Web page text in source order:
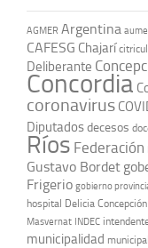
AGMER Argentina
CAFESG Chajarí
Deliberante
Concordia
coronavirus
Diputadosdecesos
Ríos Federación
Gustavo Bordet
Frigerio gobierno
hospital Delicia
Masvernat INDEC
municipalidad